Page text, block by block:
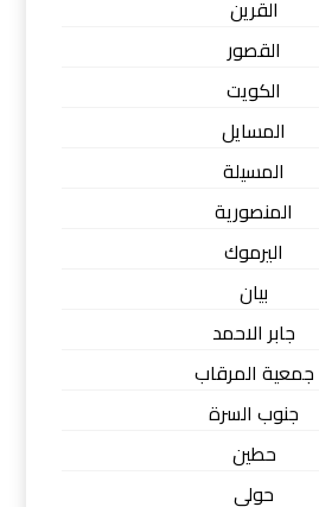
القرين
القصور
الكويت
المسايل
المسيلة
المنصورية
اليرموك
بيان
جابر الاحمد
جمعية المرقاب
جنوب السرة
حطين
حولي